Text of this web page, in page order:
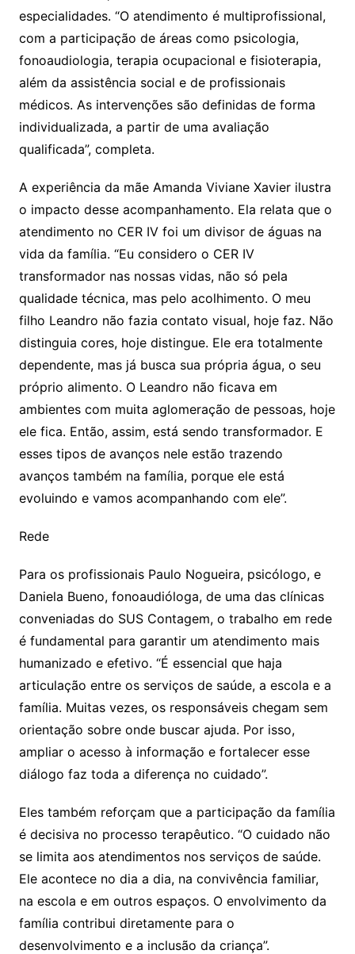
especialidades. “O atendimento é multiprofissional,
com a participação de áreas como psicologia,
fonoaudiologia, terapia ocupacional e fisioterapia,
além da assistência social e de profissionais
médicos. As intervenções são definidas de forma
individualizada, a partir de uma avaliação
qualificada”, completa.
A experiência da mãe Amanda Viviane Xavier ilustra
o impacto desse acompanhamento. Ela relata que o
atendimento no CER IV foi um divisor de águas na
vida da família. “Eu considero o CER IV
transformador nas nossas vidas, não só pela
qualidade técnica, mas pelo acolhimento. O meu
filho Leandro não fazia contato visual, hoje faz. Não
distinguia cores, hoje distingue. Ele era totalmente
dependente, mas já busca sua própria água, o seu
próprio alimento. O Leandro não ficava em
ambientes com muita aglomeração de pessoas, hoje
ele fica. Então, assim, está sendo transformador. E
esses tipos de avanços nele estão trazendo
avanços também na família, porque ele está
evoluindo e vamos acompanhando com ele”.
Rede
Para os profissionais Paulo Nogueira, psicólogo, e
Daniela Bueno, fonoaudióloga, de uma das clínicas
conveniadas do SUS Contagem, o trabalho em rede
é fundamental para garantir um atendimento mais
humanizado e efetivo. “É essencial que haja
articulação entre os serviços de saúde, a escola e a
família. Muitas vezes, os responsáveis chegam sem
orientação sobre onde buscar ajuda. Por isso,
ampliar o acesso à informação e fortalecer esse
diálogo faz toda a diferença no cuidado”.
Eles também reforçam que a participação da família
é decisiva no processo terapêutico. “O cuidado não
se limita aos atendimentos nos serviços de saúde.
Ele acontece no dia a dia, na convivência familiar,
na escola e em outros espaços. O envolvimento da
família contribui diretamente para o
desenvolvimento e a inclusão da criança”.